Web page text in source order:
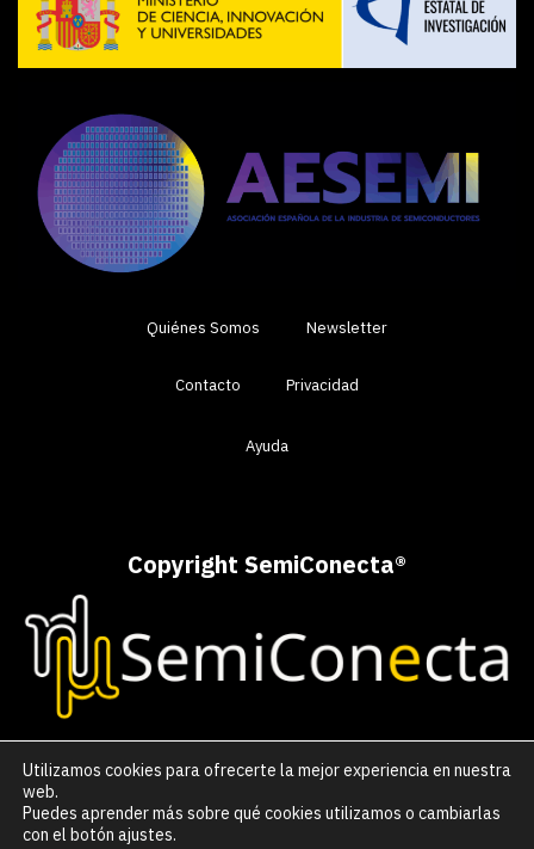
Quiénes Somos Newsletter
Contacto Privacidad
Ayuda
Copyright SemiConecta®
Utilizamos cookies para ofrecerte la mejor experiencia en nuestra
web.
Puedes aprender más sobre qué cookies utilizamos o cambiarlas
con el botón ajustes.